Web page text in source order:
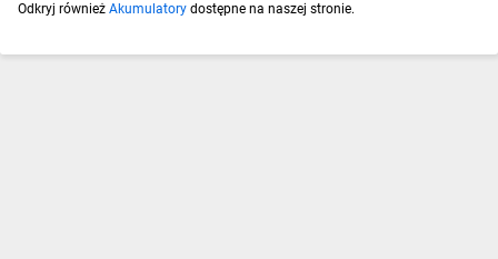
Odkryj również Akumulatory dostępne na naszej stronie.